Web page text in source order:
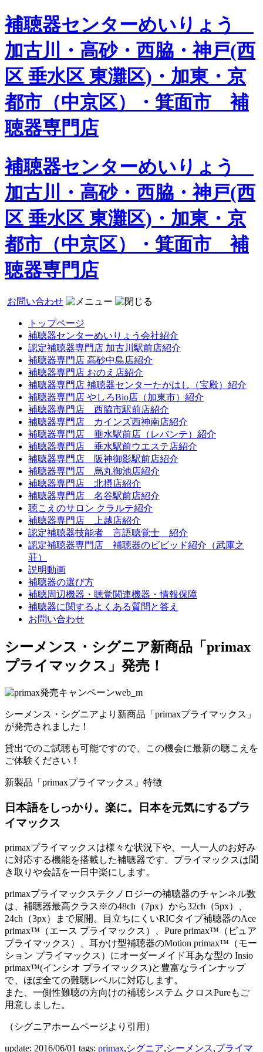
補聴器センターめいりょう
加古川・高砂・西脇・神戸(西
区 垂水区 東灘区)・加東・京
都市（中京区）・箕面市 補
聴器専門店
補聴器センターめいりょう
加古川・高砂・西脇・神戸(西
区 垂水区 東灘区)・加東・京
都市（中京区）・箕面市 補
聴器専門店
お問い合わせ
トップページ
補聴器センターめいりょう会社紹介
認定補聴器専門店 加古川駅前店紹介
補聴器専門店 高砂中島店紹介
補聴器専門店 おのえ店紹介
補聴器専門店 補聴器センターたかはし（宝殿）紹介
補聴器専門店 やしろBio店（加東市）紹介
補聴器専門店 西脇市駅前店紹介
補聴器専門店 カインズ西神南店紹介
補聴器専門店 垂水駅前店（レバンテ）紹介
補聴器専門店 垂水駅前ウエステ店紹介
補聴器専門店 阪神御影駅前店紹介
補聴器専門店 烏丸御池店紹介
補聴器専門店 北摂店紹介
補聴器専門店 名谷駅前店紹介
聴こえのサロン クラルテ紹介
補聴器専門店 上越店紹介
認定補聴器技能者 言語聴覚士 紹介
認定補聴器専門店 補聴器のビビッド紹介（武庫之
荘）
説明動画
補聴器の選び方
補聴周辺機器・聴覚関連機器・情報保障
補聴器に関するよくある質問と答え
お問い合わせ
シーメンス・シグニア新商品「primax
プライマックス」発売！
シーメンス・シグニアより新商品「primaxプライマックス」
が発売されました！
貸出でのご試聴も可能ですので、この機会に最新の聴こえを
ご体験ください！
新製品「primaxプライマックス」特徴
日本語をしっかり。楽に。日本を元気にするプラ
イマックス
primaxプライマックスは様々な状況下や、一人一人のお好み
に対応する機能を搭載した補聴器です。プライマックスは聞
き取りや会話を一日中楽にします。
primaxプライマックステクノロジーの補聴器のチャンネル数
は、補聴器最高クラス ※の48ch（7px）から32ch（5px）、
24ch（3px）まで展開。目立ちにくいRICタイプ補聴器のAce
primax™（エース プライマックス）、Pure primax™（ピュア
プライマックス）、耳かけ型補聴器のMotion primax™（モー
ション プライマックス）にオーダーメイド耳あな型の Insio
primax™(インシオ プライマックス)と豊富なラインナップ
で、ほぼ全ての難聴レベルに対応します。
また、一側性難聴の方向けの補聴システム クロスPureもご
用意しました。
（シグニアホームページより引用）
update: 2016/06/01 tags: primax,シグニア,シーメンス,プライマ